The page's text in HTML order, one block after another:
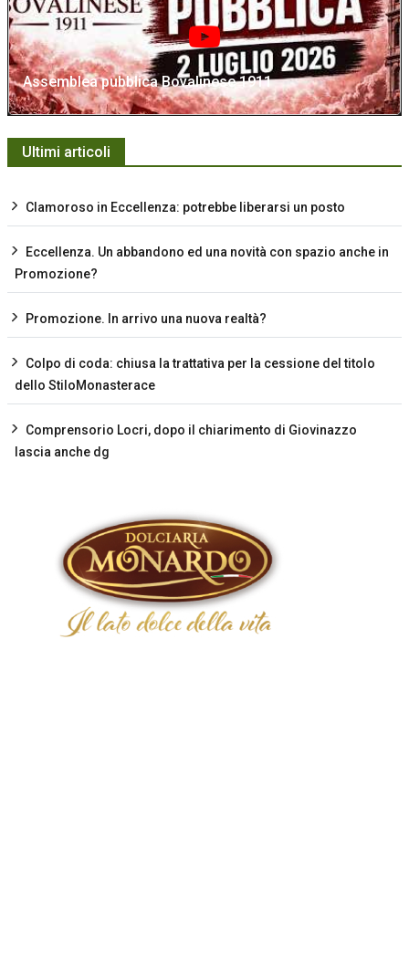
Assemblea pubblica Bovalinese 1911
Ultimi articoli
Clamoroso in Eccellenza: potrebbe liberarsi un posto
Eccellenza. Un abbandono ed una novità con spazio anche in
Promozione?
Promozione. In arrivo una nuova realtà?
Colpo di coda: chiusa la trattativa per la cessione del titolo
dello StiloMonasterace
Comprensorio Locri, dopo il chiarimento di Giovinazzo
lascia anche dg